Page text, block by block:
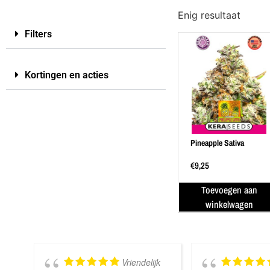
Filters
Kortingen en acties
Enig resultaat
Pineapple Sativa
€9,25
Toevoegen aan
winkelwagen
Vriendelijk